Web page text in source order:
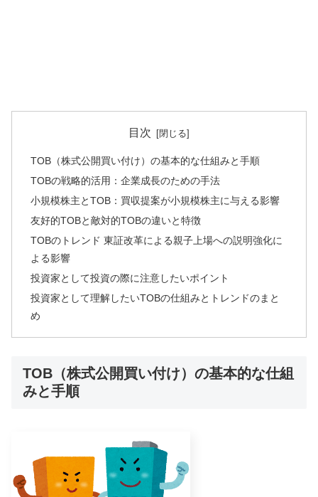
目次
TOB（株式公開買い付け）の基本的な仕組みと手順
TOBの戦略的活用：企業成長のための手法
小規模株主とTOB：買収提案が小規模株主に与える影響
友好的TOBと敵対的TOBの違いと特徴
TOBのトレンド 東証改革による親子上場への説明強化に
よる影響
投資家として投資の際に注意したいポイント
投資家として理解したいTOBの仕組みとトレンドのまと
め
TOB（株式公開買い付け）の基本的な仕組
みと手順